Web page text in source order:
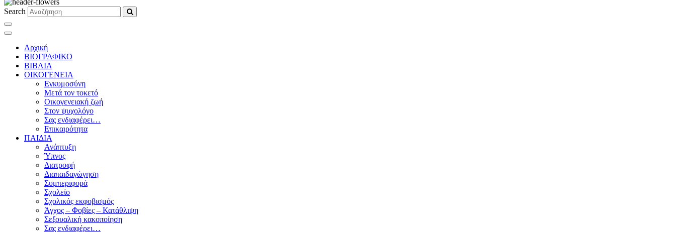
Search
Αρχική
ΒΙΟΓΡΑΦΙΚΟ
ΒΙΒΛΙΑ
ΟΙΚΟΓΕΝΕΙΑ
Εγκυμοσύνη
Μετά τον τοκετό
Οικογενειακή ζωή
Στον ψυχολόγο
Σας ενδιαφέρει…
Επικαιρότητα
ΠΑΙΔΙΑ
Ανάπτυξη
Ύπνος
Διατροφή
Διαπαιδαγώγηση
Συμπεριφορά
Σχολείο
Σχολικός εκφοβισμός
Άγχος – Φοβίες – Κατάθλιψη
Σεξουαλική κακοποίηση
Σας ενδιαφέρει…